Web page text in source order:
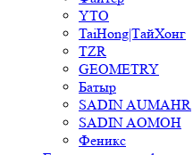
YTO
TaiHong|ТайХонг
TZR
GEOMETRY
Батыр
SADIN AUMAHR
SADIN AOMOH
Феникс